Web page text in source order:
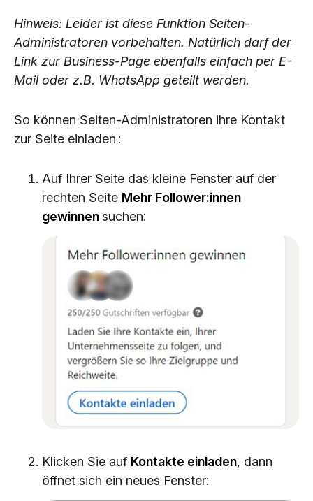
Hinweis: Leider ist diese Funktion Seiten-
Administratoren vorbehalten. Natürlich darf der
Link zur Business-Page ebenfalls einfach per E-
Mail oder z.B. WhatsApp geteilt werden.
So können Seiten-Administratoren ihre Kontakt
zur Seite einladen :
Auf Ihrer Seite das kleine Fenster auf der
rechten Seite Mehr Follower:innen
gewinnensuchen:
Klicken Sie auf Kontakte einladen, dann
öffnet sich ein neues Fenster: